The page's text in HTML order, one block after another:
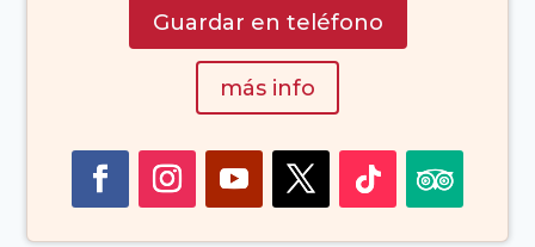
Guardar en teléfono
más info